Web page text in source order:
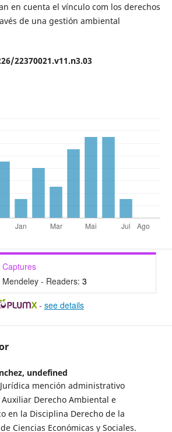
en cuenta el vínculo com los derechos
de una gestión ambiental
22370021.v11.n3.03
Captures
Mendeley - Readers: 3
- see details
undefined
mención administrativo
Derecho Ambiental e
en la Disciplina Derecho de la
Ciencias Económicas y Sociales.